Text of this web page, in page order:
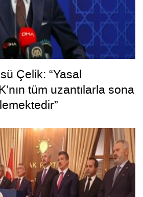
Çelik: “Yasal
tüm uzantılarla sona